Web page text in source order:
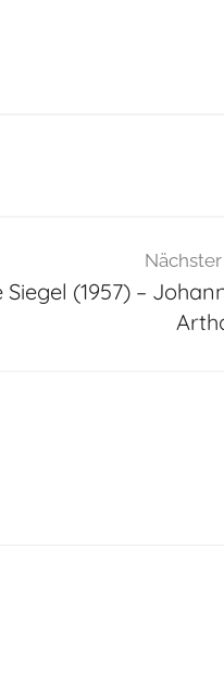
Siegel (1957) –